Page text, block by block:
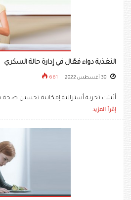
التغذية دواء فعّال في إدارة حالة السكري
661
أثبتت تجربة أسترالية إمكانية تحسين صحة
إقرأ المزيد